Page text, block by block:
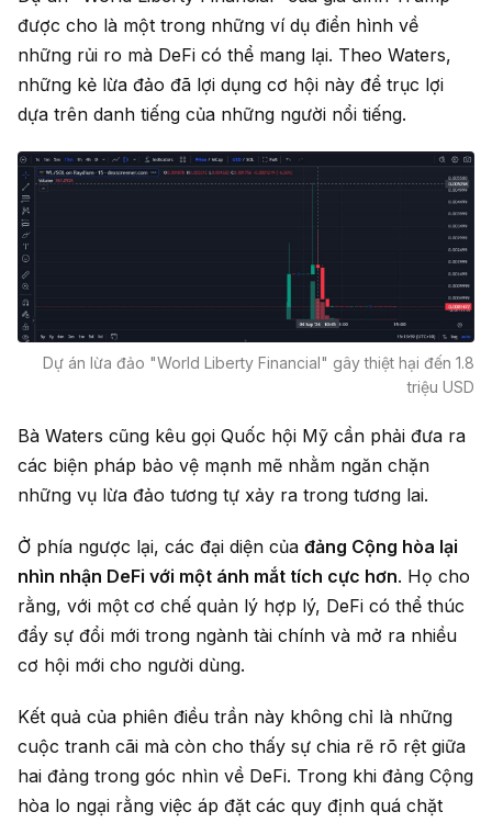
được cho là một trong những ví dụ điển hình về
những rủi ro mà DeFi có thể mang lại. Theo Waters,
những kẻ lừa đảo đã lợi dụng cơ hội này để trục lợi
dựa trên danh tiếng của những người nổi tiếng.
Dự án lừa đảo "World Liberty Financial" gây thiệt hại đến 1.8
triệu USD
Bà Waters cũng kêu gọi Quốc hội Mỹ cần phải đưa ra
các biện pháp bảo vệ mạnh mẽ nhằm ngăn chặn
những vụ lừa đảo tương tự xảy ra trong tương lai.
Ở phía ngược lại, các đại diện của đảng Cộng hòa lại
nhìn nhận DeFi với một ánh mắt tích cực hơn. Họ cho
rằng, với một cơ chế quản lý hợp lý, DeFi có thể thúc
đẩy sự đổi mới trong ngành tài chính và mở ra nhiều
cơ hội mới cho người dùng.
Kết quả của phiên điều trần này không chỉ là những
cuộc tranh cãi mà còn cho thấy sự chia rẽ rõ rệt giữa
hai đảng trong góc nhìn về DeFi. Trong khi đảng Cộng
hòa lo ngại rằng việc áp đặt các quy định quá chặt